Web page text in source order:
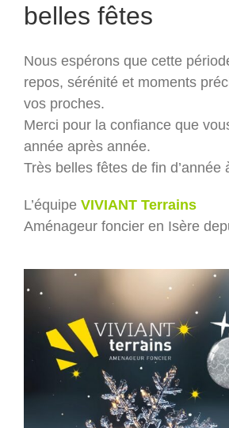
belles fêtes
Nous espérons que cette
repos, sérénité et moments
vos proches.
Merci pour la confiance que
année après année.
Très belles fêtes de fin d’année
L’équipe VIVIANT Terrains
Aménageur foncier en Isère